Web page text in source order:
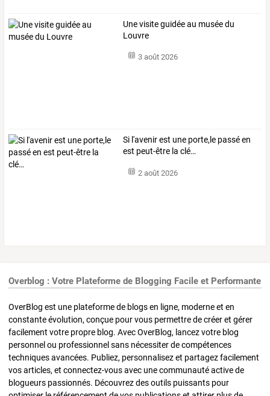
Une visite guidée au musée du
Louvre
3 août 2026
Si l'avenir est une porte,le passé en
est peut-être la clé…
2 août 2026
Overblog : Votre Plateforme de Blogging Facile et Performante
OverBlog est une plateforme de blogs en ligne, moderne et en
constante évolution, conçue pour vous permettre de créer et gérer
facilement votre propre blog. Avec OverBlog, lancez votre blog
personnel ou professionnel sans nécessiter de compétences
techniques avancées. Publiez, personnalisez et partagez facilement
vos articles, et connectez-vous avec une communauté active de
blogueurs passionnés. Découvrez des outils puissants pour